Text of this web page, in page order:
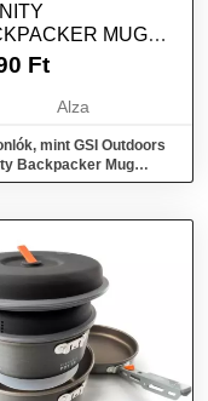
MUG
- KÉK
Ft
Alza
mint GSI Outdoors
Backpacker Mug
- kék